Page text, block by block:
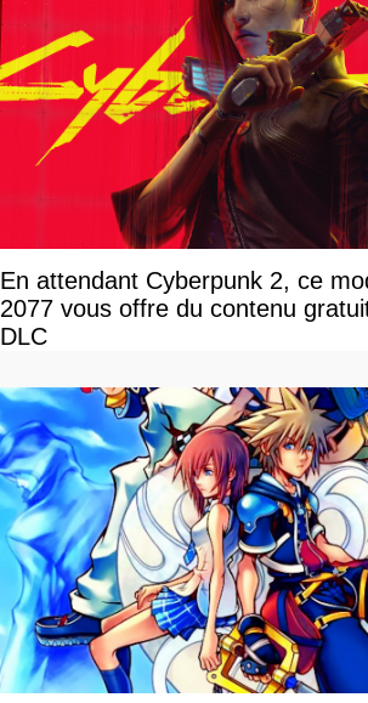
En attendant Cyberpunk 2, ce
2077 vous offre du contenu
DLC